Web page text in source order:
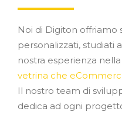
Noi di Digiton offriamo
personalizzati, studiati
nostra esperienza nella
vetrina che
Il nostro team di
dedica ad ogni